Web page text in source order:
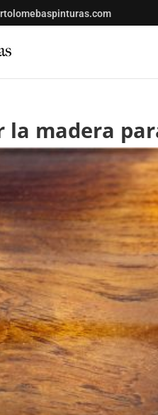
la madera